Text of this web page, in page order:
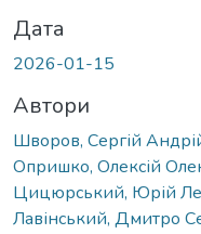
Дата
2026-01-15
Автори
Шворов, Сергій
Опришко, Олексій
Цицюрський, Юрій
Лавінський, Дмитро